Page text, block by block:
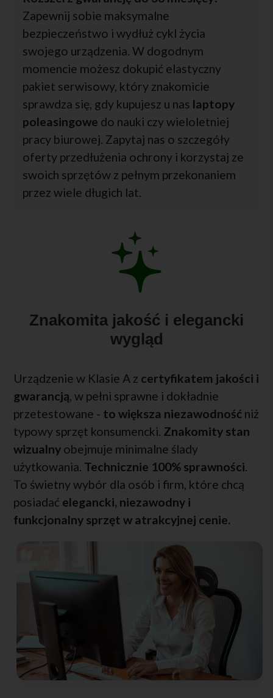
Zapewnij sobie maksymalne
bezpieczeństwo i wydłuż cykl życia
swojego urządzenia. W dogodnym
momencie możesz dokupić elastyczny
pakiet serwisowy, który znakomicie
sprawdza się, gdy kupujesz u nas laptopy
poleasingowe do nauki czy wieloletniej
pracy biurowej. Zapytaj nas o szczegóły
oferty przedłużenia ochrony i korzystaj ze
swoich sprzętów z pełnym przekonaniem
przez wiele długich lat.
Znakomita jakość i elegancki
wygląd
Urządzenie w Klasie A z certyfikatem jakości i
gwarancją, w pełni sprawne i dokładnie
przetestowane - to większa niezawodność niż
typowy sprzęt konsumencki. Znakomity stan
wizualny obejmuje minimalne ślady
użytkowania. Technicznie 100% sprawności.
To świetny wybór dla osób i firm, które chcą
posiadać elegancki, niezawodny i
funkcjonalny sprzęt w atrakcyjnej cenie.